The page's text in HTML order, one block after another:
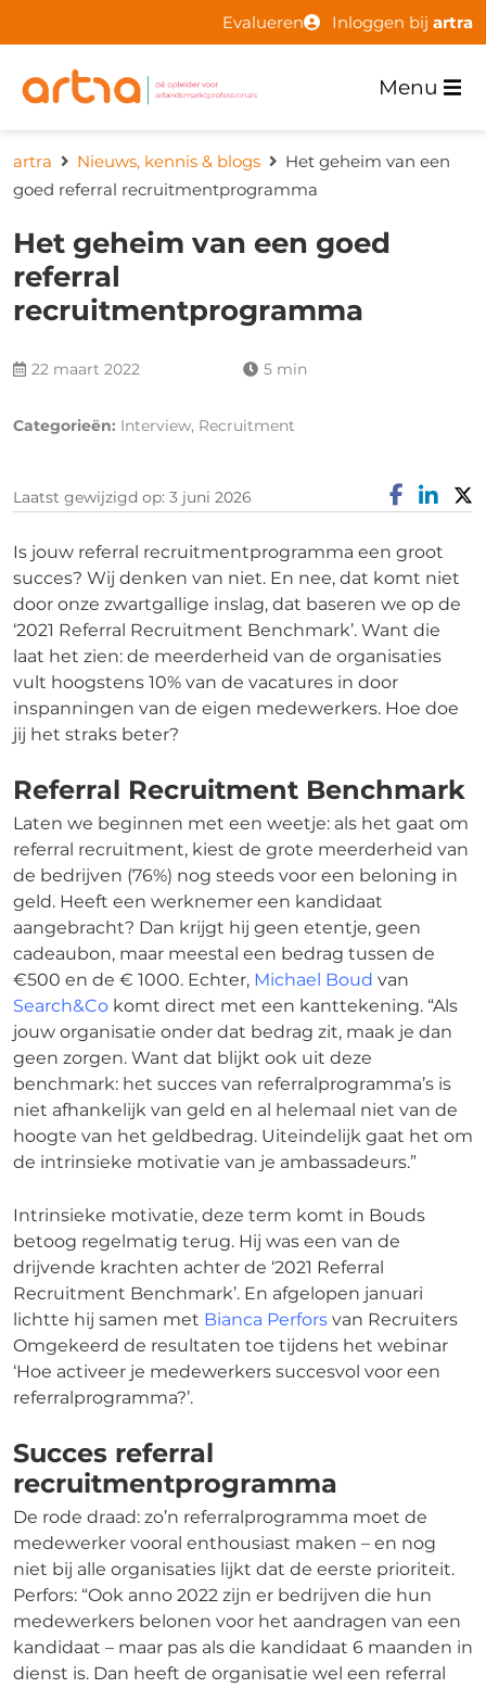
Evalueren Inloggen bij artra
Menu
artra Nieuws, kennis & blogs
Het geheim van een
goed referral recruitmentprogramma
Het geheim van een goed
referral
recruitmentprogramma
22 maart 2022 5 min
Categorieën: Interview, Recruitment
Laatst gewijzigd op: 3 juni 2026
Is jouw referral recruitmentprogramma een groot
succes? Wij denken van niet. En nee, dat komt niet
door onze zwartgallige inslag, dat baseren we op de
‘2021 Referral Recruitment Benchmark’. Want die
laat het zien: de meerderheid van de organisaties
vult hoogstens 10% van de vacatures in door
inspanningen van de eigen medewerkers. Hoe doe
jij het straks beter?
Referral Recruitment Benchmark
Laten we beginnen met een weetje: als het gaat om
referral recruitment, kiest de grote meerderheid van
de bedrijven (76%) nog steeds voor een beloning in
geld. Heeft een werknemer een kandidaat
aangebracht? Dan krijgt hij geen etentje, geen
cadeaubon, maar meestal een bedrag tussen de
€500 en de € 1000. Echter, Michael Boud van
Search&Co komt direct met een kanttekening. “Als
jouw organisatie onder dat bedrag zit, maak je dan
geen zorgen. Want dat blijkt ook uit deze
benchmark: het succes van referralprogramma’s is
niet afhankelijk van geld en al helemaal niet van de
hoogte van het geldbedrag. Uiteindelijk gaat het om
de intrinsieke motivatie van je ambassadeurs.”
Intrinsieke motivatie, deze term komt in Bouds
betoog regelmatig terug. Hij was een van de
drijvende krachten achter de ‘2021 Referral
Recruitment Benchmark’. En afgelopen januari
lichtte hij samen met Bianca Perfors van Recruiters
Omgekeerd de resultaten toe tijdens het webinar
‘Hoe activeer je medewerkers succesvol voor een
referralprogramma?’.
Succes referral
recruitmentprogramma
De rode draad: zo’n referralprogramma moet de
medewerker vooral enthousiast maken – en nog
niet bij alle organisaties lijkt dat de eerste prioriteit.
Perfors: “Ook anno 2022 zijn er bedrijven die hun
medewerkers belonen voor het aandragen van een
kandidaat – maar pas als die kandidaat 6 maanden in
dienst is. Dan heeft de organisatie wel een referral